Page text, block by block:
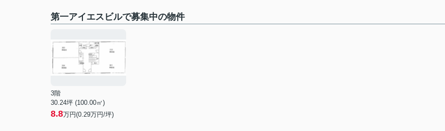
第一アイエスビルで募集中の物件
3階
30.24坪 (100.00㎡)
8.8万円(0.29万円/坪)